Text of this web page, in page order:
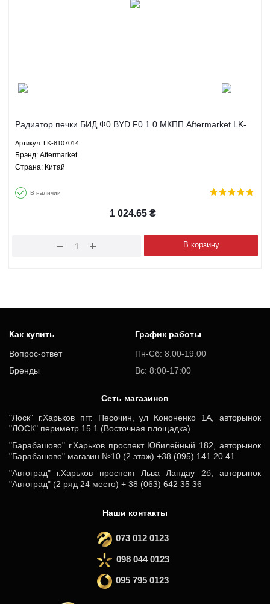
Радиатор печки БИД Ф0 BYD F0 1.0 МКПП Aftermarket LK-
Артикул: LK-8107014
Брэнд: Aftermarket
Страна: Китай
В наличии
1 024.65 ₴
В корзину
Как купить
Вопрос-ответ
Бренды
График работы
Пн-Сб: 8.00-19.00
Вс: 8:00-17:00
Cеть магазинов
"Лоск" г.Харьков пгт. Песочин, ул Кононенко 1А, авторынок
"ЛОСК" периметр 15.1 (Восточная площадка)
"Барабашово" г.Харьков проспект Юбилейный 182, авторынок
"Барабашово" магазин №10 (2 этаж) +38 (095) 141 20 41
"Автоград" г.Харьков проспект Льва Ландау 2б, авторынок
"Автоград" (2 ряд 24 место) + 38 (063) 642 35 36
Наши контакты
073 012 0123
098 044 0123
095 795 0123